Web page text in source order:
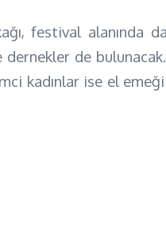
festival alanında
de
kadınlar ise el